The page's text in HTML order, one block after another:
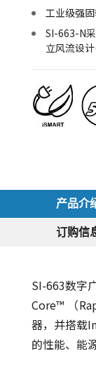
工业级强
SI-663-N
立风流设
产品介
订购信
SI-663数字
Core™ （
器，并搭载
的性能、能